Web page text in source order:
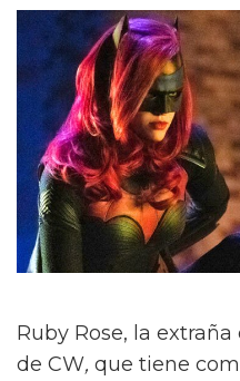
Ruby Rose, la
de CW, que tiene